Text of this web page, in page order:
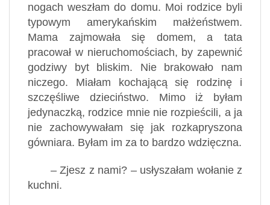
nogach weszłam do domu. Moi rodzice byli
typowym amerykańskim małżeństwem.
Mama zajmowała się domem, a tata
pracował w nieruchomościach, by zapewnić
godziwy byt bliskim. Nie brakowało nam
niczego. Miałam kochającą się rodzinę i
szczęśliwe dzieciństwo. Mimo iż byłam
jedynaczką, rodzice mnie nie rozpieścili, a ja
nie zachowywałam się jak rozkapryszona
gówniara. Byłam im za to bardzo wdzięczna.
– Zjesz z nami? – usłyszałam wołanie z
kuchni.